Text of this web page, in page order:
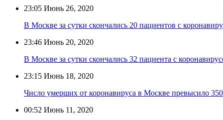
23:05 Июнь 26, 2020
В Москве за сутки скончались 20 пациентов с
23:46 Июнь 20, 2020
В Москве за сутки скончались 32 пациента с
23:15 Июнь 18, 2020
Число умерших от коронавируса в Москве превысило
00:52 Июнь 11, 2020